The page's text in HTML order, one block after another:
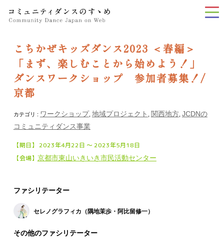
こちかぜキッズダンス2023 ＜春編＞
「まず、楽しむことから始めよう！」
ダンスワークショップ 参加者募集！/
京都
カテゴリ : ワークショップ 地域プロジェクト 関西地方, JCDNの
コミュニティダンス事業
【期日】 2023年4月22日 〜 2023年5月18日
【会場】 京都市東山いきいき市民活動センター
ファシリテーター
セレノグラフィカ（隅地茉歩・阿比留修一）
その他のファシリテーター